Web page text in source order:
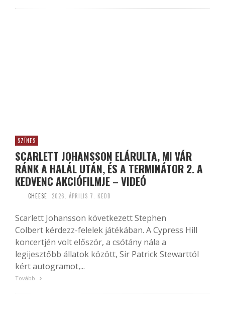
SZÍNES
SCARLETT JOHANSSON ELÁRULTA, MI VÁR
RÁNK A HALÁL UTÁN, ÉS A TERMINÁTOR 2. A
KEDVENC AKCIÓFILMJE – VIDEÓ
CHEESE 2026. ÁPRILIS 7. KEDD
Scarlett Johansson következett Stephen
Colbert kérdezz-felelek játékában. A Cypress Hill
koncertjén volt először, a csótány nála a
legijesztőbb állatok között, Sir Patrick Stewarttól
kért autogramot,...
Tovább